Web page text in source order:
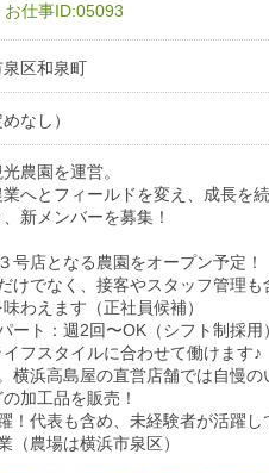
仕事ID:05093
区和泉町
なし）
農園を運営。
へとフィールドを変え、成長を続
新メンバーを募集！
号店となる農園をオープン予定！
けでなく、接客やスタッフ管理も
わえます（正社員候補）
ート：週2回〜OK（シフト制採用
フスタイルに合わせて働けます♪
横浜高島屋の直営店舗では自慢の
加工品を販売！
！代表も含め、未経験者が活躍し
（農場は横浜市泉区）